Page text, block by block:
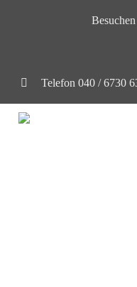
Telefon 040 / 6730